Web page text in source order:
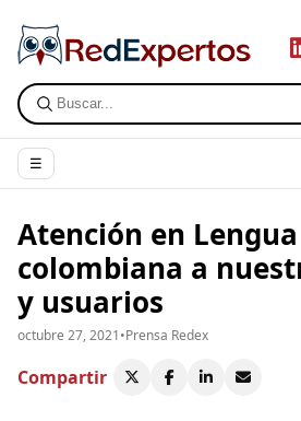
☰
Atención en
colombiana a
y usuarios
octubre 27, 2021•Prensa Redex
Compartir